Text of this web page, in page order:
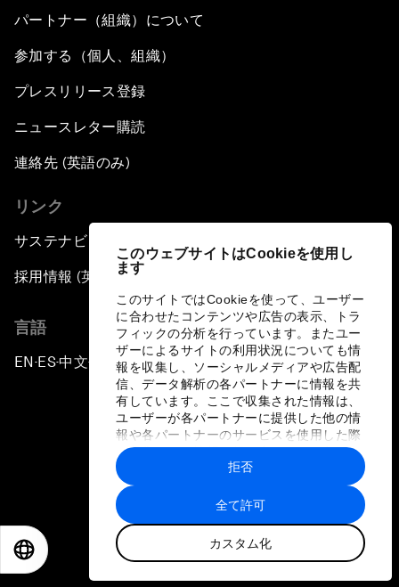
このウェブサイトはCookieを使用し
ます
このサイトではCookieを使って、ユーザー
に合わせたコンテンツや広告の表示、トラ
フィックの分析を行っています。またユー
ザーによるサイトの利用状況についても情
報を収集し、ソーシャルメディアや広告配
信、データ解析の各パートナーに情報を共
有しています。ここで収集された情報は、
ユーザーが各パートナーに提供した他の情
報や各パートナーのサービスを使用した際
に収集された情報と組み合わされ、各パー
トナーによって使用されることがありま
す。
全て許可
カスタム化
拒否
パートナー（組織）について
参加する（個人、組織）
プレスリリース登録
ニュースレター購読
連絡先 (英語のみ)
リンク
サステナビリティへの取り組み
採用情報 (英語のみ)
言語
EN ▪ ES▪中文▪ 日本語
プライバシーポリシーと利用規約
サイトマップ
©
世界経済フォーラム